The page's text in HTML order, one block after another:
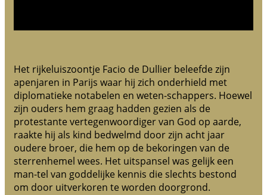
Het rijkeluiszoontje Facio de Dullier beleefde zijn
apenjaren in Parijs waar hij zich onderhield met
diplomatieke notabelen en weten-schappers. Hoewel
zijn ouders hem graag hadden gezien als de
protestante vertegenwoordiger van God op aarde,
raakte hij als kind bedwelmd door zijn acht jaar
oudere broer, die hem op de bekoringen van de
sterrenhemel wees. Het uitspansel was gelijk een
man-tel van goddelijke kennis die slechts bestond
om door uitverkoren te worden doorgrond.